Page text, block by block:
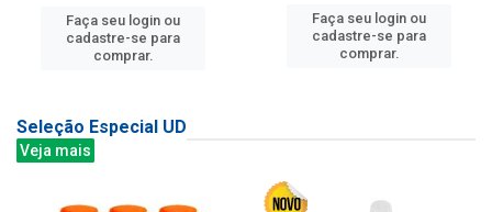
Faça seu login ou
cadastre-se para
comprar.
Faça seu login ou
cadastre-se para
comprar.
Seleção Especial UD
Veja mais